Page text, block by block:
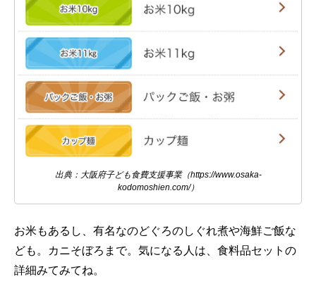
出典：大阪府子ども食費支援事業（https://www.osaka-
kodomoshien.com/）
お米もあるし、有名なのどぐろのしぐれ煮や海鮮ご飯な
ども。カニそぼろまで。気になる人は、食料品セットの
詳細みてみてね。